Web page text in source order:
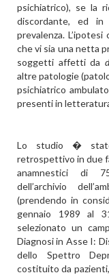
psichiatrico), se la
discordante, ed in
prevalenza.
che vi sia una netta
soggetti affetti da
altre patologie
psichiatrico
presenti in
Lo studio �
retrospettivo in due
anamnestici di
dell’archivio
(prendendo in
gennaio 1989 al
selezionato un
Diagnosi in Asse I:
dello Spettro
costituito da